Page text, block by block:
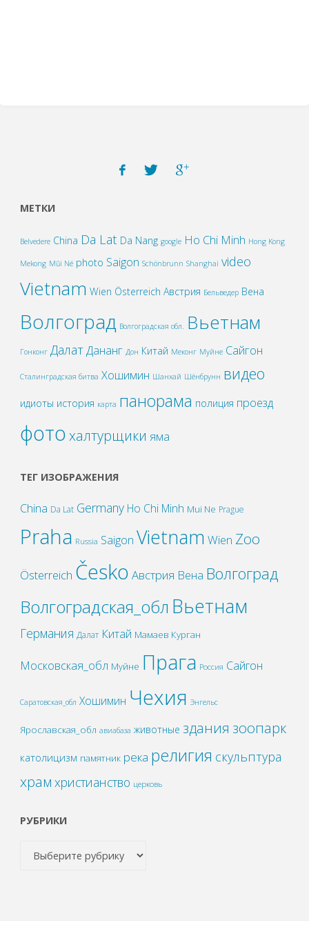
МЕТКИ
Belvedere China Da Lat Da Nang google Ho Chi Minh Hong Kong
Mekong Mũi Né photo Saigon Schönbrunn Shanghai video
Vietnam Wien Österreich Австрия Бельведер Вена
Волгоград Волгоградская обл. Вьетнам
Гонконг ДалатДананг Дон Китай Меконг Муйне Сайгон
Сталинградская битва Хошимин Шанхай Шёнбрунн видео
идиоты история карта панорама полиция проезд
фотохалтурщики яма
ТЕГ ИЗОБРАЖЕНИЯ
China Da Lat Germany Ho Chi Minh Mui Ne Prague
Praha Russia Saigon Vietnam Wien Zoo
Österreich Česko Австрия Вена Волгоград
Волгоградская_обл Вьетнам
Германия Далат Китай Мамаев Курган
Московская_обл Муйне Прага Россия Сайгон
Саратовская_обл Хошимин Чехия Энгельс
Ярославская_обл авиабаза животные здания зоопарк
католицизм памятник река религия скульптура
храм христианство церковь
РУБРИКИ